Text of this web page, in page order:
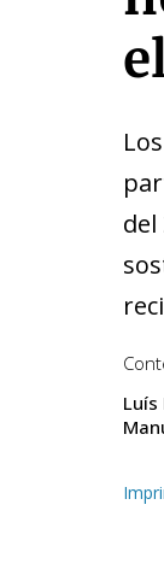
Luís